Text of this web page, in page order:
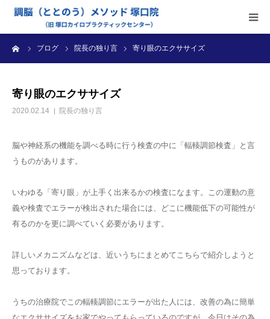
ブログ 院長の独り言 寄り眼のエクササイズ
寄り眼のエクササイズ
2020.02.14 院長の独り言
脳や神経系の機能を調べる時に行う検査の中に「輻輳調節検査」と言
うものがあります。
いわゆる「寄り眼」が上手く出来るかの検査になます。この運動の意
義や検査でエラーが検出された場合には、どこに機能低下の可能性が
有るのかを更に調べていく必要があります。
詳しいメカニズムなどは、近いうちにまとめてこちらで紹介しようと
思っております。
うちの治療院でこの輻輳調節にエラーが出た人には、改善の為に簡単
当院のご案内
ブログ
診療カレンダー